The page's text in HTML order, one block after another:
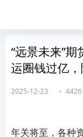
“远景未来”
运圈钱过亿，
2025-12-23 4426
年关将至，各种